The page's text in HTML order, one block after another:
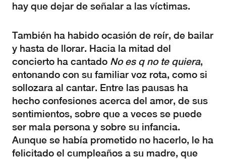
hay que dejar de señalar a las víctimas.
También ha habido ocasión de reír, de bailar
y hasta de llorar. Hacia la mitad del
concierto ha cantado No es q no te quiera,
entonando con su familiar voz rota, como si
sollozara al cantar. Entre las pausas ha
hecho confesiones acerca del amor, de sus
sentimientos, sobre que a veces se puede
ser mala persona y sobre su infancia.
Aunque se había prometido no hacerlo, le ha
felicitado el cumpleaños a su madre, que